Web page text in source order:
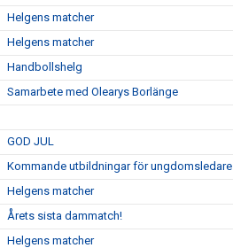
Helgens matcher
Helgens matcher
Handbollshelg
Samarbete med Olearys Borlänge
GOD JUL
Kommande utbildningar för ungdomsledare
Helgens matcher
Årets sista dammatch!
Helgens matcher